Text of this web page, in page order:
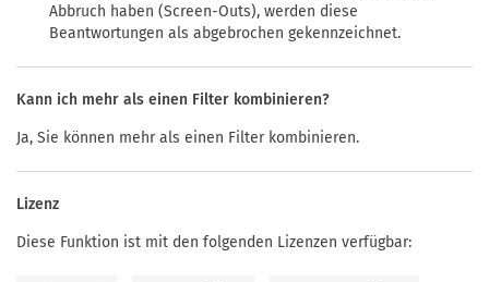
Abbruch haben (Screen-Outs), werden diese
Beantwortungen als abgebrochen gekennzeichnet.
Kann ich mehr als einen Filter kombinieren?
Ja, Sie können mehr als einen Filter kombinieren.
Lizenz
Diese Funktion ist mit den folgenden Lizenzen verfügbar: